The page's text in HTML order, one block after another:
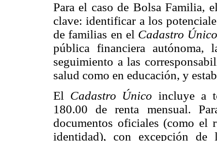
Para el caso de Bolsa Familia,
clave: identificar a los
de familias en el Cadastro
pública financiera autónoma,
seguimiento a las
salud como en educación, y
El Cadastro Único incluye a
180.00 de renta mensual.
documentos oficiales (como el
identidad), con excepción